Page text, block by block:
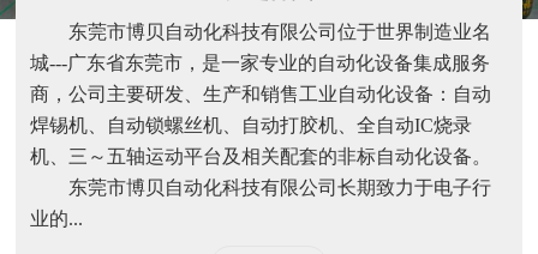
东莞市博贝自动化科技有限公司位于世界制造业名
城---广东省东莞市，是一家专业的自动化设备集成服务
商，公司主要研发、生产和销售工业自动化设备：自动
焊锡机、自动锁螺丝机、自动打胶机、全自动IC烧录
机、三～五轴运动平台及相关配套的非标自动化设备。
东莞市博贝自动化科技有限公司长期致力于电子行
业的...